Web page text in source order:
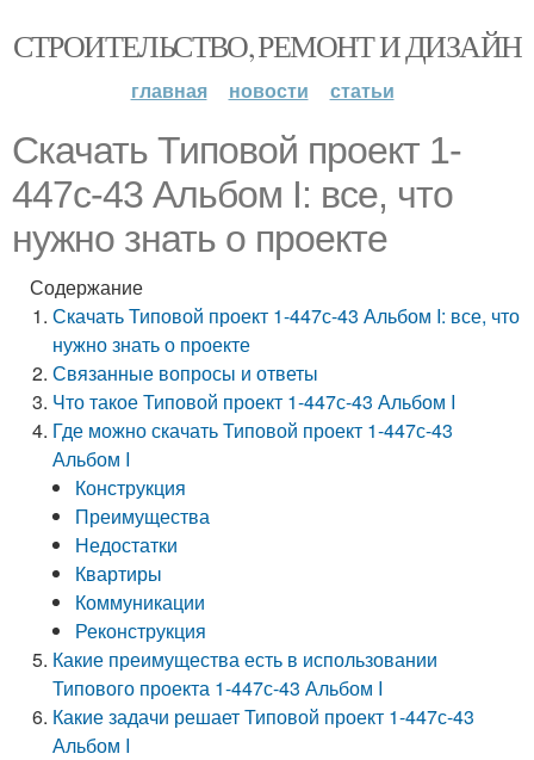
СТРОИТЕЛЬСТВО, РЕМОНТ И ДИЗАЙН
главная новости статьи
Скачать Типовой проект 1-
447с-43 Альбом I: все, что
нужно знать о проекте
Содержание
Скачать Типовой проект 1-447с-43 Альбом I: все, что
нужно знать о проекте
Связанные вопросы и ответы
Что такое Типовой проект 1-447с-43 Альбом I
Где можно скачать Типовой проект 1-447с-43
Альбом I
Конструкция
Преимущества
Недостатки
Квартиры
Коммуникации
Реконструкция
Какие преимущества есть в использовании
Типового проекта 1-447с-43 Альбом I
Какие задачи решает Типовой проект 1-447с-43
Альбом I